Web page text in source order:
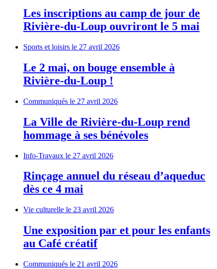
Les inscriptions au camp de jour de
Rivière-du-Loup ouvriront le 5 mai
Sports et loisirs le 27 avril 2026
Le 2 mai, on bouge ensemble à
Rivière-du-Loup !
Communiqués le 27 avril 2026
La Ville de Rivière-du-Loup rend
hommage à ses bénévoles
Info-Travaux le 27 avril 2026
Rinçage annuel du réseau d’aqueduc
dès ce 4 mai
Vie culturelle le 23 avril 2026
Une exposition par et pour les enfants
au Café créatif
Communiqués le 21 avril 2026